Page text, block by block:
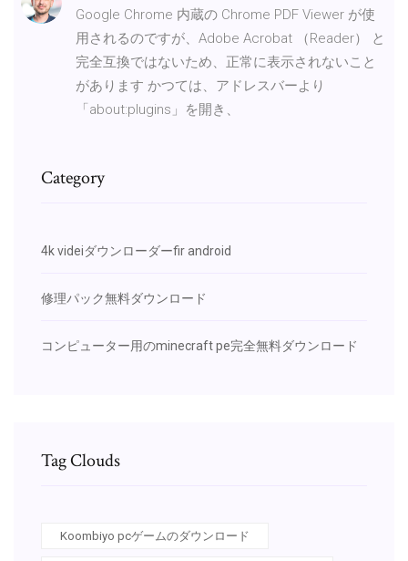
Google Chrome 内蔵の Chrome PDF Viewer が使
用されるのですが、Adobe Acrobat （Reader） と
完全互換ではないため、正常に表示されないこと
があります かつては、アドレスバーより
「about:plugins」を開き、
Category
4k videiダウンローダーfir android
修理パック無料ダウンロード
コンピューター用のminecraft pe完全無料ダウンロード
Tag Clouds
Koombiyo pcゲームのダウンロード